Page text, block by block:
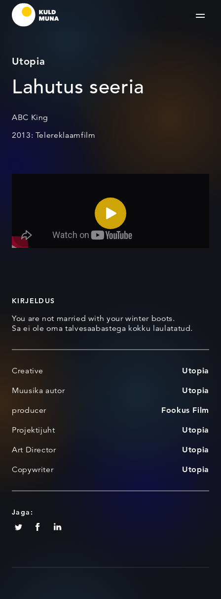
Utopia
Lahutus seeria
ABC King
2013: Telereklaamfilm
KIRJELDUS
You are not married with your winter boots.
Sa ei ole oma talvesaabastega kokku laulatatud.
Creative Utopia
Muusika autor Utopia
producer Fookus Film
Projektijuht Utopia
Art Director Utopia
Copywriter Utopia
Jaga: